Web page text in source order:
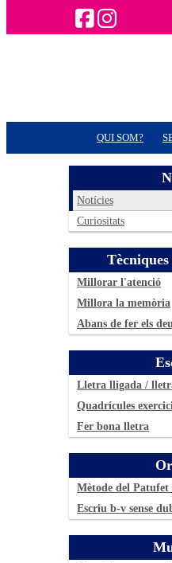
QUI SOM?
Notícies
Curiositats
Millorar l'atenció
Millora la memòria
Abans de fer els
Lletra lligada /
Quadrícules
Fer bona lletra
Mètode del Patufet
Escriu b-v sense